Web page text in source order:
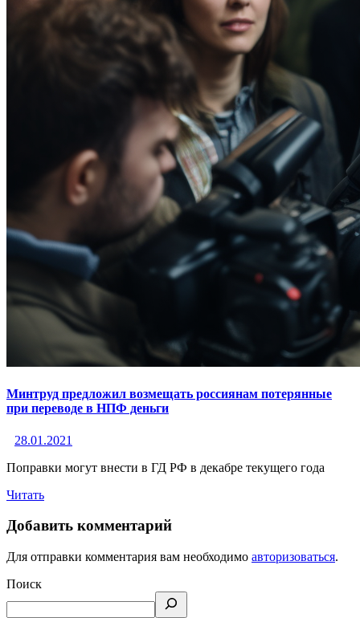
Минтруд предложил возмещать россиянам потерянные
при переводе в НПФ деньги
28.01.2021
Поправки могут внести в ГД РФ в декабре текущего года
Читать
Добавить комментарий
Для отправки комментария вам необходимо авторизоваться.
Поиск